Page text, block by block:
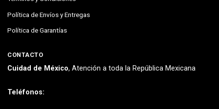
Política de Envíos y Entregas
Política de Garantías
CONTACTO
Cuidad de México, Atención a toda la República Mexicana
Teléfonos: